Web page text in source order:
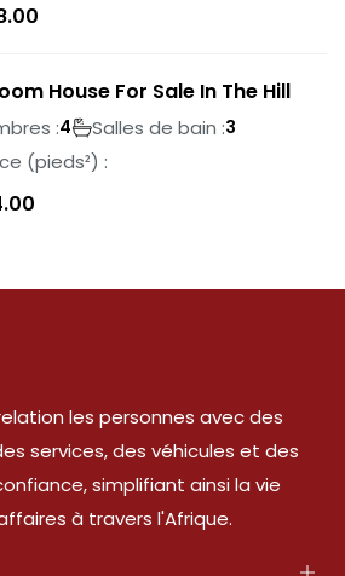
House For Sale In The Hill
:4 Salles de bain :3
(pieds²) :
les personnes avec des
services, des véhicules et des
simplifiant ainsi la vie
à travers l'Afrique.